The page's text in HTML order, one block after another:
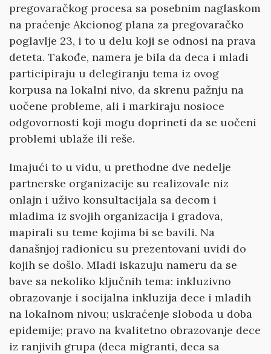
pregovaračkog procesa sa posebnim naglaskom
na praćenje Akcionog plana za pregovaračko
poglavlje 23, i to u delu koji se odnosi na prava
deteta. Takođe, namera je bila da deca i mladi
participiraju u delegiranju tema iz ovog
korpusa na lokalni nivo, da skrenu pažnju na
uočene probleme, ali i markiraju nosioce
odgovornosti koji mogu doprineti da se uočeni
problemi ublaže ili reše.
Imajući to u vidu, u prethodne dve nedelje
partnerske organizacije su realizovale niz
onlajn i uživo konsultacijala sa decom i
mladima iz svojih organizacija i gradova,
mapirali su teme kojima bi se bavili. Na
današnjoj radionicu su prezentovani uvidi do
kojih se došlo. Mladi iskazuju nameru da se
bave sa nekoliko ključnih tema: inkluzivno
obrazovanje i socijalna inkluzija dece i mladih
na lokalnom nivou; uskraćenje sloboda u doba
epidemije; pravo na kvalitetno obrazovanje dece
iz ranjivih grupa (deca migranti, deca sa